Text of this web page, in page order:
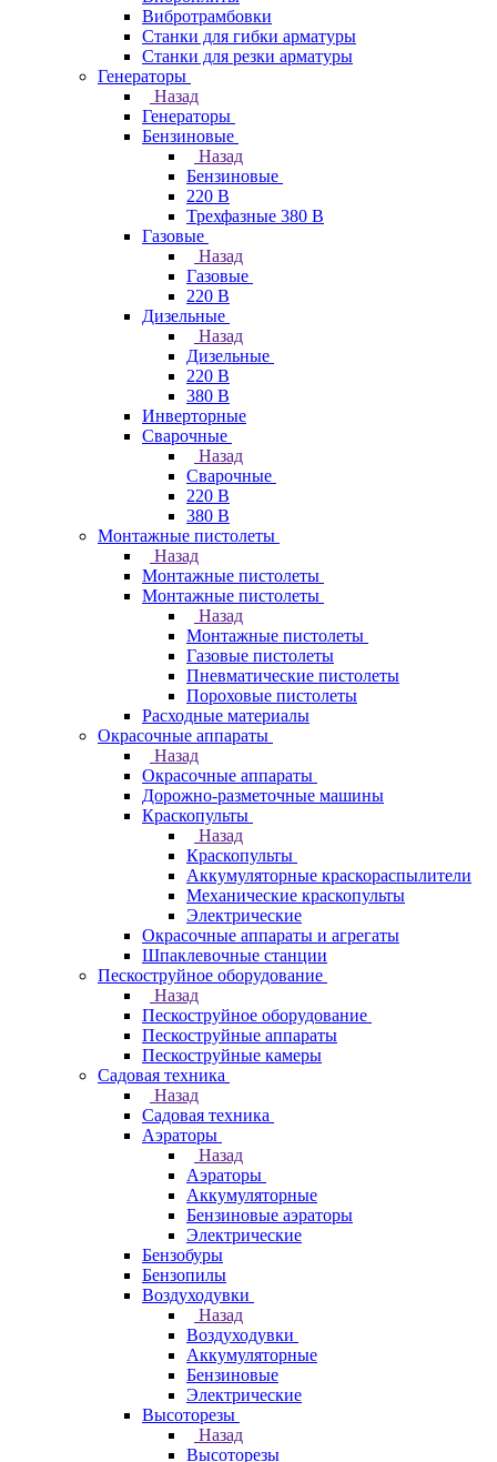
Вибротрамбовки
Станки для гибки арматуры
Станки для резки арматуры
Генераторы
Назад
Генераторы
Бензиновые
Назад
Бензиновые
220 В
Трехфазные 380 В
Газовые
Назад
Газовые
220 В
Дизельные
Назад
Дизельные
220 В
380 В
Инверторные
Сварочные
Назад
Сварочные
220 В
380 В
Монтажные пистолеты
Назад
Монтажные пистолеты
Монтажные пистолеты
Назад
Монтажные пистолеты
Газовые пистолеты
Пневматические пистолеты
Пороховые пистолеты
Расходные материалы
Окрасочные аппараты
Назад
Окрасочные аппараты
Дорожно-разметочные машины
Краскопульты
Назад
Краскопульты
Аккумуляторные краскораспылители
Механические краскопульты
Электрические
Окрасочные аппараты и агрегаты
Шпаклевочные станции
Пескоструйное оборудование
Назад
Пескоструйное оборудование
Пескоструйные аппараты
Пескоструйные камеры
Садовая техника
Назад
Садовая техника
Аэраторы
Назад
Аэраторы
Аккумуляторные
Бензиновые аэраторы
Электрические
Бензобуры
Бензопилы
Воздуходувки
Назад
Воздуходувки
Аккумуляторные
Бензиновые
Электрические
Высоторезы
Назад
Высоторезы